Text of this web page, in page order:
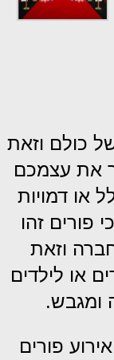
כולם וזאת
את עצמכם
או דמויות
פורים זהו
וזאת
או לילדים
ומגבש.
פורים